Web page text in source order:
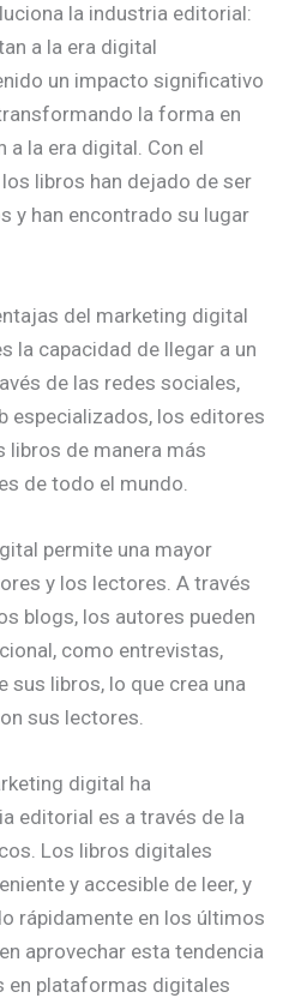
la industria editorial:
a la era digital
un impacto significativo
la forma en
a la era digital. Con el
libros han dejado de ser
y han encontrado su lugar
del marketing digital
la capacidad de llegar a un
de las redes sociales,
especializados, los editores
libros de manera más
de todo el mundo.
permite una mayor
y los lectores. A través
blogs, los autores pueden
como entrevistas,
sus libros, lo que crea una
sus lectores.
digital ha
editorial es a través de la
Los libros digitales
y accesible de leer, y
rápidamente en los últimos
aprovechar esta tendencia
en plataformas digitales